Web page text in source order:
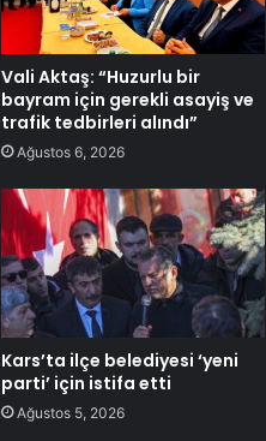
Vali Aktaş: “Huzurlu bir
bayram için gerekli asayiş ve
trafik tedbirleri alındı”
Ağustos 6, 2026
Kars’ta ilçe belediyesi ‘yeni
parti’ için istifa etti
Ağustos 5, 2026